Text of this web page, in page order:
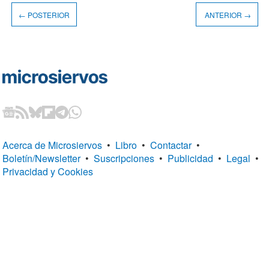
← POSTERIOR ANTERIOR →
Acerca de Microsiervos • Libro • Contactar •
Boletín/Newsletter • Suscripciones • Publicidad • Legal •
Privacidad y Cookies